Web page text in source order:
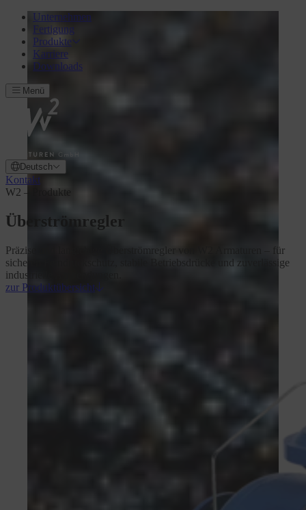
Unternehmen
Fertigung
Produkte
Karriere
Downloads
Menü
Deutsch
Kontakt
W2 – Produkte
Überströmregler
Präzise und langlebige Überströmregler von W2 Armaturen – für
sicheren Feindruckschutz, stabile Betriebsdrücke und zuverlässige
industrielle Anwendungen.
zur Produktübersicht